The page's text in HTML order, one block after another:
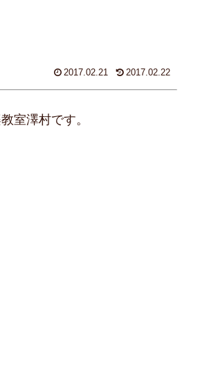
2017.02.21 2017.02.22
室澤村です。